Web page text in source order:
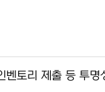
토리 제출 등 투명